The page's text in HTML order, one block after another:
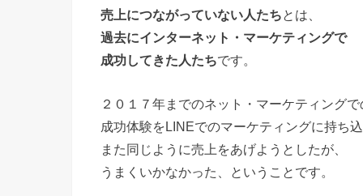
売上につながっていない人たちとは、
過去にインターネット・マーケティングで
成功してきた人たちです。
２０１７年までのネット・マーケティングで
成功体験をLINEでのマーケティングに持ち
また同じように売上をあげようとしたが、
うまくいかなかった、ということです。